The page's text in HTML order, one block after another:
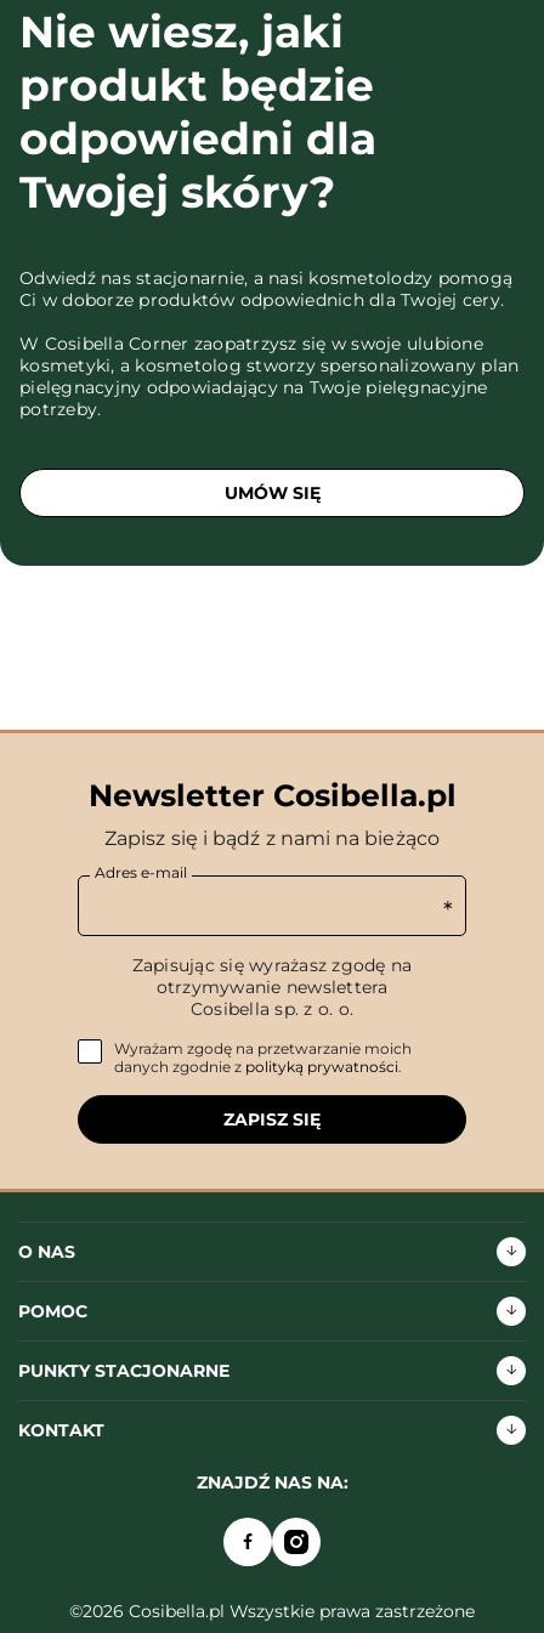
Nie wiesz, jaki
produkt będzie
odpowiedni dla
Twojej skóry?
Odwiedź nas stacjonarnie, a nasi kosmetolodzy pomogą
Ci w doborze produktów odpowiednich dla Twojej cery.
W Cosibella Corner zaopatrzysz się w swoje ulubione
kosmetyki, a kosmetolog stworzy spersonalizowany plan
pielęgnacyjny odpowiadający na Twoje pielęgnacyjne
potrzeby.
UMÓW SIĘ
Newsletter Cosibella.pl
Zapisz się i bądź z nami na bieżąco
Adres e-mail
Zapisując się wyrażasz zgodę na
otrzymywanie newslettera
Cosibella sp. z o. o.
Wyrażam zgodę na przetwarzanie moich
danych zgodnie z polityką prywatności.
ZAPISZ SIĘ
O NAS
POMOC
PUNKTY STACJONARNE
KONTAKT
ZNAJDŹ NAS NA:
©2026 Cosibella.pl Wszystkie prawa zastrzeżone